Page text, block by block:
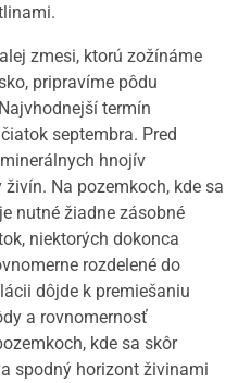
zmesi, ktorú zožínáme
pripravíme pôdu
termín
septembra. Pred
hnojív
Na pozemkoch, kde sa
nutné žiadne zásobné
niektorých dokonca
rozdelené do
dôjde k premiešaniu
a rovnomernosť
kde sa skôr
spodný horizont živinami